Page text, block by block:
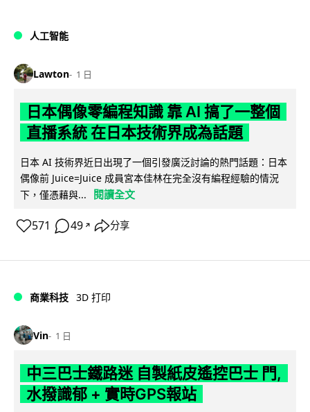
人工智能
Lawton 1 日
日本偶像零編程知識 靠 AI 搞了一整個
直播系統 在日本技術界成為話題
日本 AI 技術界近日出現了一個引發廣泛討論的熱門話題：日本
偶像前 Juice=Juice 成員宮本佳林在完全沒有編程經驗的情況
下，僅憑藉與...
閱讀全文
571 49 ↗ 分享
商業科技 3D 打印
Vin 1 日
中三巴士鐵路迷 自製紙皮遙控巴士 門,
水撥識郁 + 實時GPS報站